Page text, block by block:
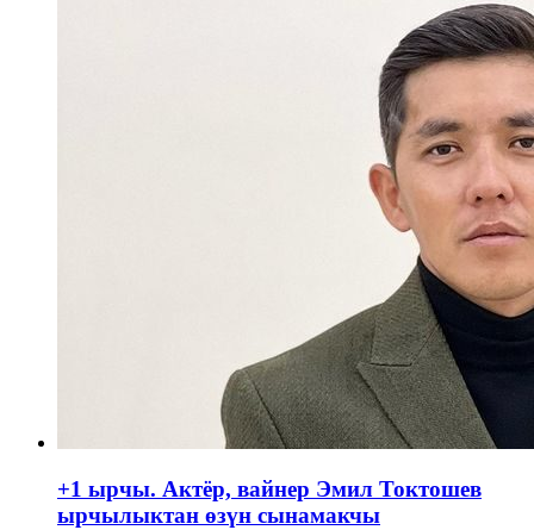
+1 ырчы. Актёр, вайнер Эмил Токтошев
ырчылыктан өзүн сынамакчы